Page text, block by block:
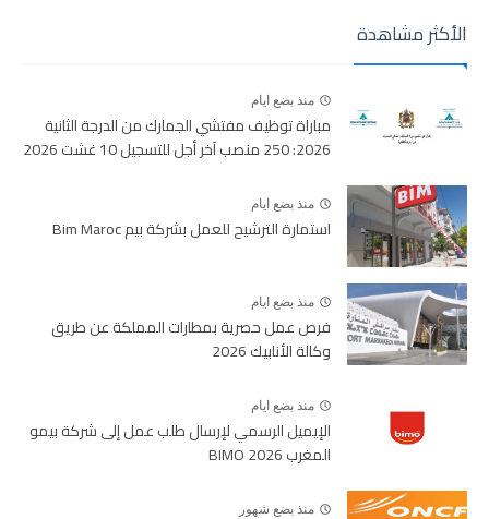
الأكثر مشاهدة
منذ بضع ايام
مباراة توظيف مفتشي الجمارك من الدرجة الثانية
2026: 250 منصب آخر أجل للتسجيل 10 غشت 2026
منذ بضع ايام
استمارة الترشيح للعمل بشركة بيم Bim Maroc
منذ بضع ايام
فرص عمل حصرية بمطارات المملكة عن طريق
وكالة الأنابيك 2026
منذ بضع ايام
الإيميل الرسمي لإرسال طلب عمل إلى شركة بيمو
المغرب BIMO 2026
منذ بضع شهور